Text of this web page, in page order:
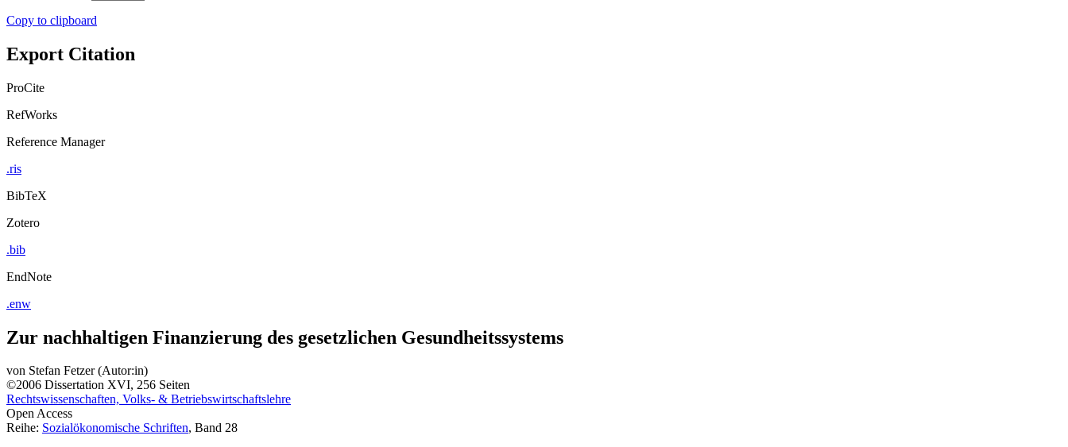
Copy to clipboard
Export Citation
ProCite
RefWorks
Reference Manager
.ris
BibTeX
Zotero
.bib
EndNote
.enw
Zur nachhaltigen Finanzierung des gesetzlichen Gesundheitssystems
von Stefan Fetzer (Autor:in)
©2006 Dissertation XVI, 256 Seiten
Rechtswissenschaften, Volks- & Betriebswirtschaftslehre
Open Access
Reihe: Sozialökonomische Schriften, Band 28